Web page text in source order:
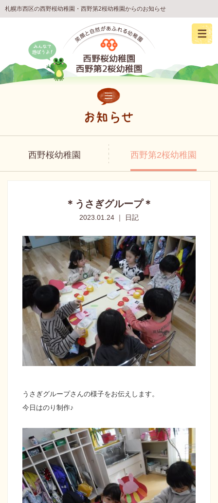
札幌市西区の西野桜幼稚園・西野第2桜幼稚園からのお知らせ
西野桜幼稚園 西野第2桜幼稚園
＊うさぎグループ＊
2023.01.24 ｜ 日記
うさぎグループさんの様子をお伝えします。
今日はのり制作♪